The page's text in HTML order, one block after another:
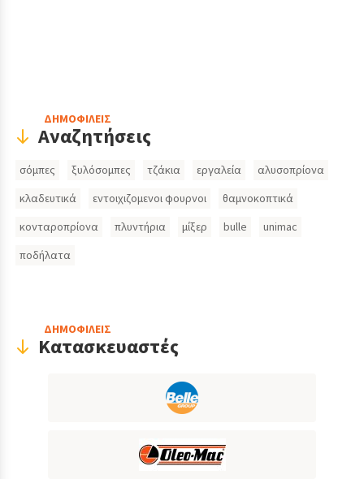
HeaderΔΗΜΟΦΙΛΕΙΣ
Αναζητήσεις
Search
σόμπες ξυλόσομπες τζάκια εργαλεία
αλυσοπρίονα
κλαδευτικά
εντοιχιζομενοι φουρνοι
θαμνοκοπτικά
κονταροπρίονα
πλυντήρια μίξερ bulle
unimac
ποδήλατα
ΔΗΜΟΦΙΛΕΙΣ
Κατασκευαστές